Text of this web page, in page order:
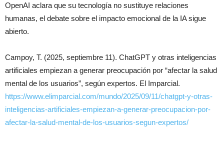
OpenAI aclara que su tecnología no sustituye relaciones
humanas, el debate sobre el impacto emocional de la IA sigue
abierto.
Campoy, T. (2025, septiembre 11). ChatGPT y otras inteligencias
artificiales empiezan a generar preocupación por “afectar la salud
mental de los usuarios”, según expertos. El Imparcial.
https://www.elimparcial.com/mundo/2025/09/11/chatgpt-y-otras-
inteligencias-artificiales-empiezan-a-generar-preocupacion-por-
afectar-la-salud-mental-de-los-usuarios-segun-expertos/